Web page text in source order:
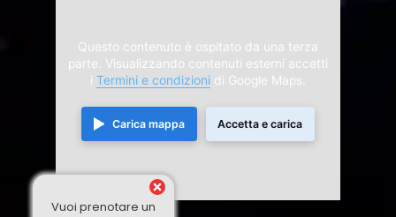
Questo contenuto è ospitato da una terza
parte. Visualizzando contenuti esterni accetti
i Termini e condizioni di Google Maps.
Carica mappa Accetta e carica
Vuoi prenotare un